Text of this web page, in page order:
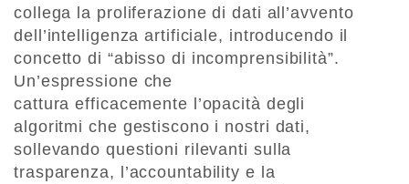
collega la proliferazione di dati all’avvento
dell’intelligenza artificiale, introducendo il
concetto di “abisso di incomprensibilità”.
Un’espressione che
cattura efficacemente l’opacità degli
algoritmi che gestiscono i nostri dati,
sollevando questioni rilevanti sulla
trasparenza, l’accountability e la